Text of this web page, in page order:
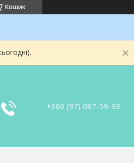
Кошик
+380 (97) 087-59-93